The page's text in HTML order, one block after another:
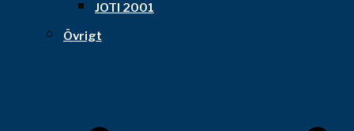
JOTI 2001
Övrigt